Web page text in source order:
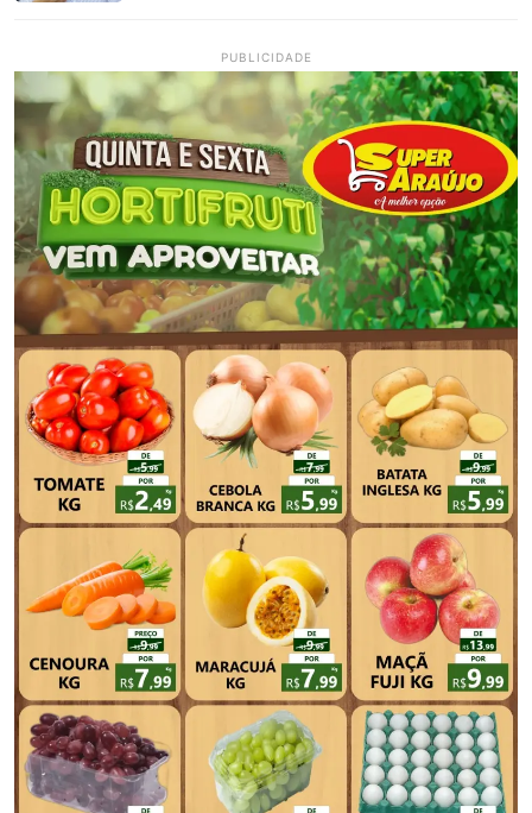
PUBLICIDADE